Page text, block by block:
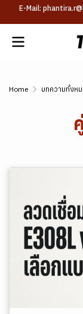
E-Mail:
Home บทความทั้งห